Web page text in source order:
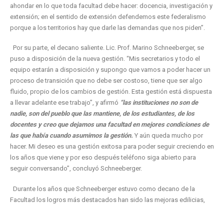
ahondar en lo que toda facultad debe hacer: docencia, investigación y
extensión; en el sentido de extensión defendemos este federalismo
porque a los territorios hay que darle las demandas que nos piden”.
Por su parte, el decano saliente. Lic. Prof. Marino Schneeberger, se
puso a disposición de la nueva gestión. “Mis secretarios y todo el
equipo estarán a disposición y supongo que vamos a poder hacer un
proceso de transición que no debe ser costoso, tiene que ser algo
fluido, propio de los cambios de gestión. Esta gestión está dispuesta
a llevar adelante ese trabajo”, y afirmó “las instituciones no son de
nadie, son del pueblo que las mantiene, de los estudiantes, de los
docentes y creo que dejamos una facultad en mejores condiciones de
las que había cuando asumimos la gestión. Y aún queda mucho por
hacer. Mi deseo es una gestión exitosa para poder seguir creciendo en
los años que viene y por eso después teléfono siga abierto para
seguir conversando”, concluyó Schneeberger.
Durante los años que Schneeberger estuvo como decano de la
Facultad los logros más destacados han sido las mejoras edilicias,